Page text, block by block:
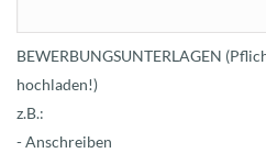
BEWERBUNGSUNTERLAGEN
hochladen!)
z.B.:
- Anschreiben